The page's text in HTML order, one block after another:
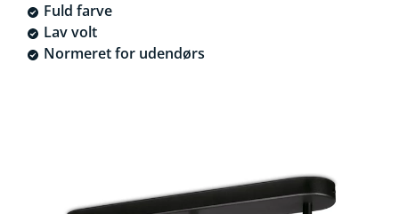
Fuld farve
Lav volt
Normeret for udendørs